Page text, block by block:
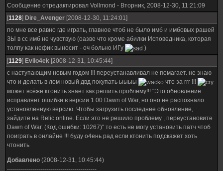
Сообщение отредактировал Vollmond - Вторник, 2008-12-30, 11:21:09
[1128] Dire_Avenger [2008-12-30, 11:24:01]
по мне все равно где играть, главное чтоб не было имб и имбовых рашей
ЗЫ в сс имб не чувствую (оазве что кроме абилки Исповедника, которая
толпу как нефик выносит - оч больно ИГу
)
[1129] Evilo4ek [2008-12-31, 10:45:44]
с наступающим новым годом !!! переустанавливал не помагает. не знаю
что и делать в лом новый двд покупать ыыыы
что за ггг !!!
может всёже ктонить знает как решить проблему!!! "Это обновление
исправляет ошибки в версии 1.00 Dawn of War, но оно не распознало
установленную версию. Чтобы загрузить последнее обновление,
зайдите на Relic online. Если это не решило проблему , переустановите
Dawn of War. (Код ошибки: 10267)" то есть не могу установить патч чтоб
поиграть в онлайне !!! буду о4ень рад если ктонить подскажет хоть
чтонить
Добавлено (2008-12-31, 10:45:44)
---------------------------------------------